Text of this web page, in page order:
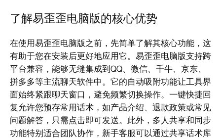
了解易歪歪电脑版的核心优势
在使用易歪歪电脑版之前，先简单了解其核心功能，这
有助于您在安装后更好地应用它。易歪歪电脑版支持跨
平台兼容，能够无缝集成到QQ、微信、千牛、京东、
拼多多等主流聊天软件中。它的自动吸附功能让工具界
面始终紧跟聊天窗口，避免频繁切换操作。一键快捷回
复允许您预存常用话术，如产品介绍、退款政策或常见
问题解答，只需点击即可发送。此外，多人共享和同步
功能特别适合团队协作，新手客服可以通过共享话术库